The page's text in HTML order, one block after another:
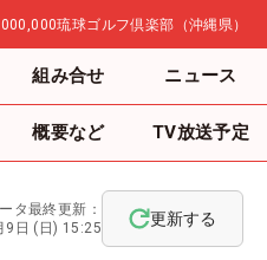
琉球ゴルフ倶楽部（沖縄県）
組み合せ ニュース
概要など TV放送予定
タ最終更新：
9日 (日) 15:25
更新する